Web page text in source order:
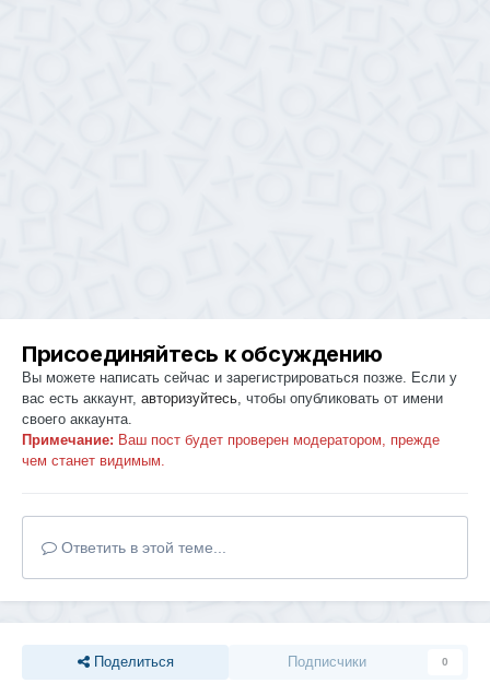
Присоединяйтесь к обсуждению
Вы можете написать сейчас и зарегистрироваться позже. Если у
вас есть аккаунт, авторизуйтесь, чтобы опубликовать от имени
своего аккаунта.
Примечание: Ваш пост будет проверен модератором, прежде
чем станет видимым.
Ответить в этой теме...
Поделиться Подписчики 0